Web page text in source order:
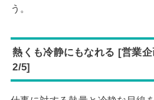
う。
熱くも冷静にもなれる [営業
2/5]